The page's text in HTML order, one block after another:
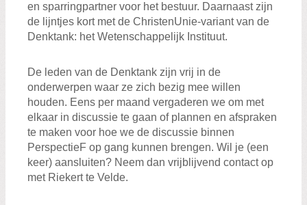
Zoeken
en sparringpartner voor het bestuur. Daarnaast zijn
de lijntjes kort met de ChristenUnie-variant van de
Denktank: het Wetenschappelijk Instituut.
De leden van de Denktank zijn vrij in de
onderwerpen waar ze zich bezig mee willen
houden. Eens per maand vergaderen we om met
elkaar in discussie te gaan of plannen en afspraken
te maken voor hoe we de discussie binnen
PerspectieF op gang kunnen brengen. Wil je (een
keer) aansluiten? Neem dan vrijblijvend contact op
met Riekert te Velde.